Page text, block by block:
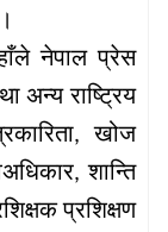
नेपाल प्रेस
अन्य राष्ट्रिय
,खोज
,शान्ति
प्रशिक्षण